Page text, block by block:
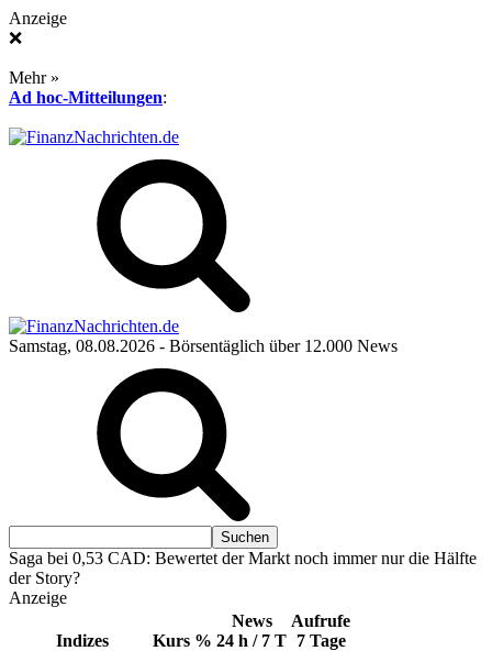
Anzeige
❌
Mehr »
Ad hoc-Mitteilungen:
Samstag, 08.08.2026 - Börsentäglich über 12.000 News
Saga bei 0,53 CAD: Bewertet der Markt noch immer nur die Hälfte
der Story?
Anzeige
Indizes Kurs %
News
24 h / 7 T
Aufrufe
7 Tage